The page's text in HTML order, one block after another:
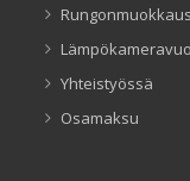
Rungonmuokkaus
Yhteistyössä
Osamaksu